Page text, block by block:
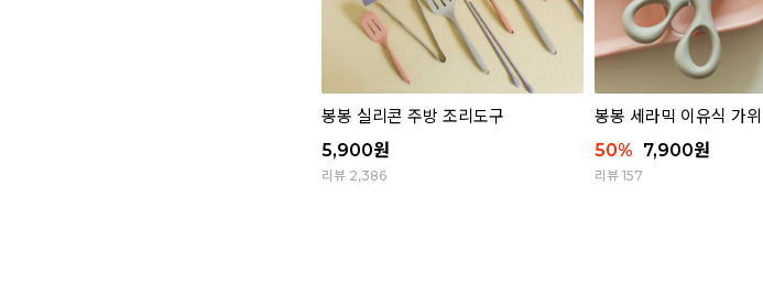
봉봉 실리콘 주방 조리도구
5,900원
리뷰 2,386
봉봉 세라믹 이유식 가위
50% 7,900원
리뷰 157